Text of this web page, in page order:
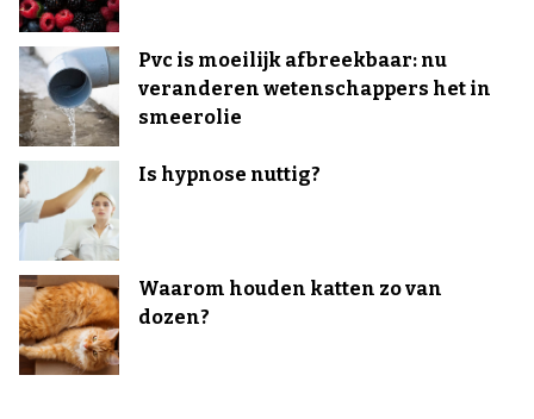
Pvc is moeilijk afbreekbaar: nu
veranderen wetenschappers het in
smeerolie
Is hypnose nuttig?
Waarom houden katten zo van
dozen?